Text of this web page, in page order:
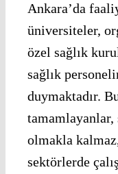
Ankara’da
üniversiteler,
özel sağlık
sağlık
duymaktadır.
olmakla
sektörlerde